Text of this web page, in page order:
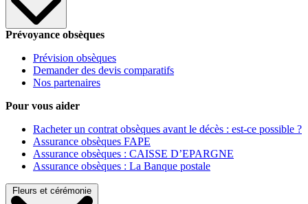
Prévoyance obsèques
Prévision obsèques
Demander des devis comparatifs
Nos partenaires
Pour vous aider
Racheter un contrat obsèques avant le décès : est-ce possible ?
Assurance obsèques FAPE
Assurance obsèques : CAISSE D’EPARGNE
Assurance obsèques : La Banque postale
Fleurs et cérémonie